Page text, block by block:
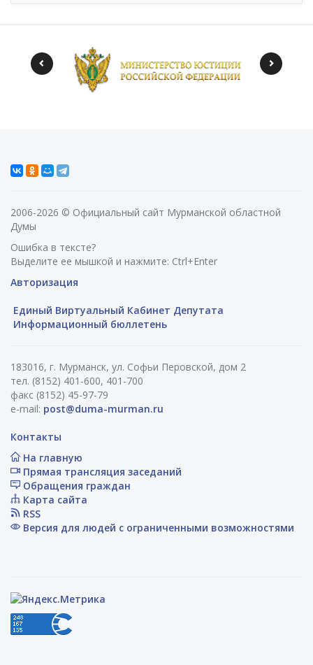
2006-2026 © Официальный сайт Мурманской областной
Думы
Ошибка в тексте?
Выделите ее мышкой и нажмите: Ctrl+Enter
Авторизация
Единый Виртуальный Кабинет Депутата
Информационный бюллетень
183016, г. Мурманск, ул. Софьи Перовской, дом 2
тел. (8152) 401-600, 401-700
факс (8152) 45-97-79
e-mail: post@duma-murman.ru
Контакты
На главную
Прямая трансляция заседаний
Обращения граждан
Карта сайта
RSS
Версия для людей с ограниченными возможностями